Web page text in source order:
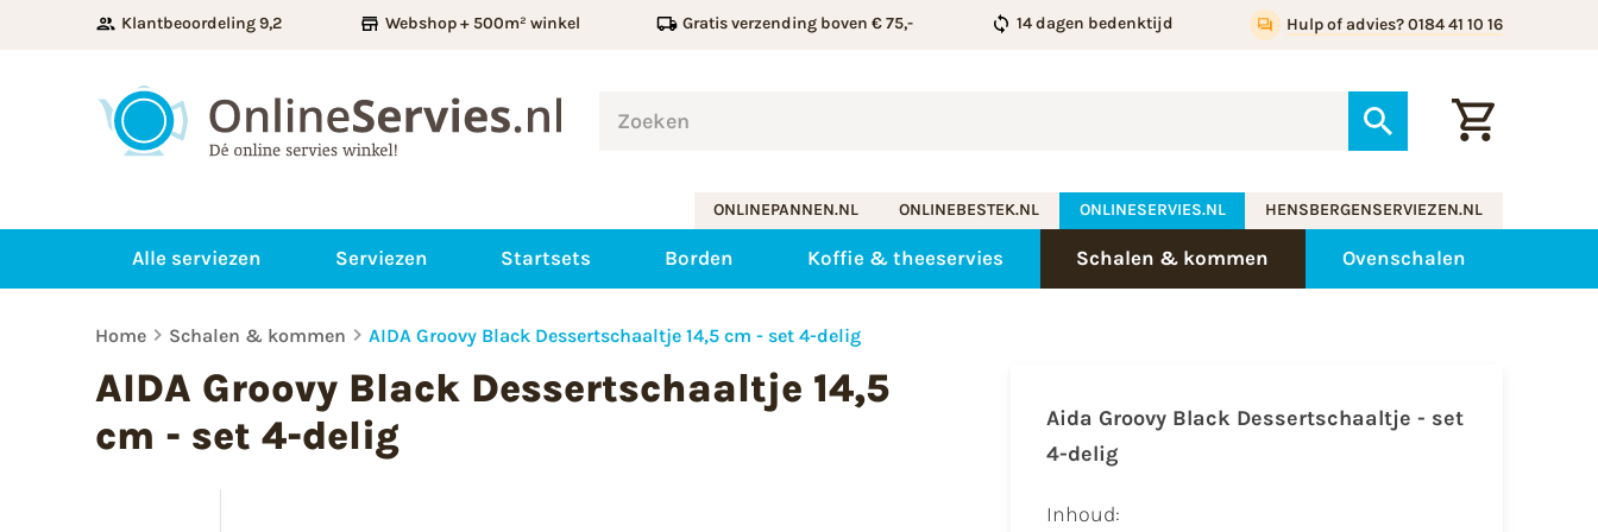
Klantbeoordeling 9,2 Webshop + 500m² winkel Gratis verzending boven € 75,- 14 dagen bedenktijd Hulp of advies? 0184 41 10 16
ONLINEPANNEN.NL ONLINEBESTEK.NL ONLINESERVIES.NL HENSBERGENSERVIEZEN.NL
Alle serviezen Serviezen Startsets Borden Koffie & theeservies Schalen & kommen Ovenschalen
Home Schalen & kommen AIDA Groovy Black Dessertschaaltje 14,5 cm - set 4-delig
AIDA Groovy Black Dessertschaaltje 14,5
cm - set 4-delig
Aida Groovy Black Dessertschaaltje - set
4-delig
Inhoud: